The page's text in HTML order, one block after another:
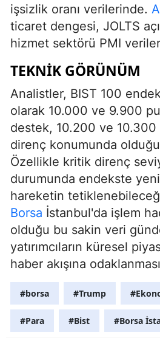
işsizlik oranı verilerinde.
ticaret dengesi, JOLTS
hizmet sektörü PMI
TEKNIK GÖRÜNÜM
Analistler, BIST 100
olarak 10.000 ve 9.900
destek, 10.200 ve
direnç konumunda
Özellikle kritik direnç
durumunda endekste
hareketin
Borsa İstanbul'da işlem
olduğu bu sakin veri
yatırımcıların küresel
haber akışına
#borsa #Trump
#Para #Bist #Borsa